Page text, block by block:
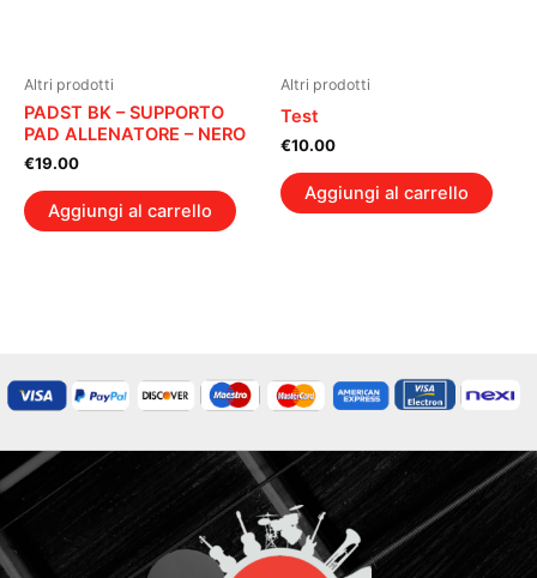
Altri prodotti
PADST BK – SUPPORTO
PAD ALLENATORE – NERO
€19.00
Aggiungi al carrello
Altri prodotti
Test
€10.00
Aggiungi al carrello